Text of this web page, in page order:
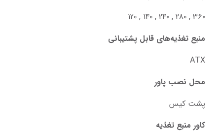
360 , 280 , 240 , 140 , 120
منبع تغذیه‌های قابل پشتیبانی
ATX
محل نصب پاور
پشت کیس
کاور منبع تغذیه